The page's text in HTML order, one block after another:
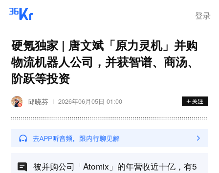
登录
硬氪独家 | 唐文斌「原力灵机」并购
物流机器人公司，并获智谱、商汤、
阶跃等投资
邱晓芬 2026年06月05日 01:00
被并购公司「Atomix」的年营收近十亿，有5